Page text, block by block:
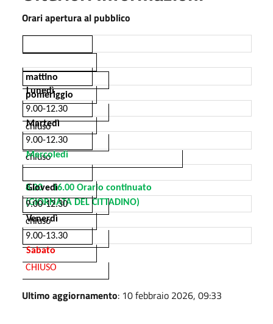
Orari apertura al pubblico
mattino
pomeriggio
Lunedì
9.00-12.30
chiuso
Martedì
9.00-12.30
chiuso
Mercoledì
8.00 – 16.00 Orario continuato
(GIORNATA DEL CITTADINO)
Giovedì
9.00-12.30
chiuso
Venerdì
9.00-13.30
Sabato
CHIUSO
Ultimo aggiornamento: 10 febbraio 2026, 09:33